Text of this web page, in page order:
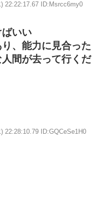
22:22:17.67 ID:Msrcc6my0
いい
、能力に見合った
間が去って行くだ
22:28:10.79 ID:GQCeSe1H0